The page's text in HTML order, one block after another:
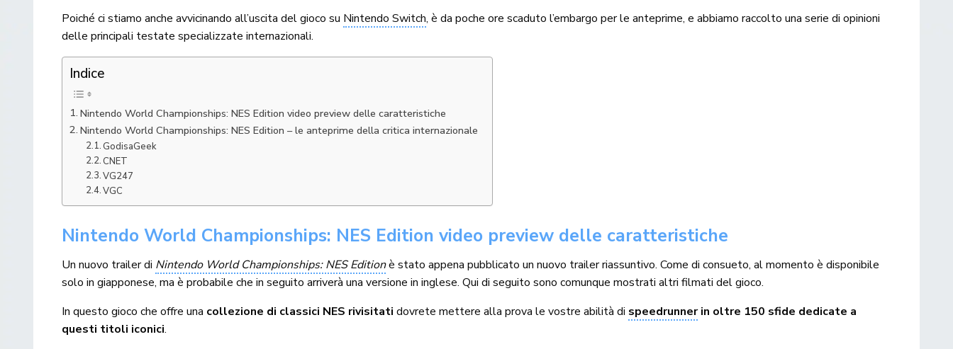
Poiché ci stiamo anche avvicinando all’uscita del gioco su Nintendo Switch, è da poche ore scaduto l’embargo per le anteprime, e abbiamo raccolto una serie di opinioni
delle principali testate specializzate internazionali.
Indice
Nintendo World Championships: NES Edition video preview delle caratteristiche
Nintendo World Championships: NES Edition – le anteprime della critica internazionale
GodisaGeek
CNET
VG247
VGC
Nintendo World Championships: NES Edition video preview delle caratteristiche
Un nuovo trailer di Nintendo World Championships: NES Editionè stato appena pubblicato un nuovo trailer riassuntivo. Come di consueto, al momento è disponibile
solo in giapponese, ma è probabile che in seguito arriverà una versione in inglese. Qui di seguito sono comunque mostrati altri filmati del gioco.
In questo gioco che offre una collezione di classici NES rivisitati dovrete mettere alla prova le vostre abilità di speedrunnerin oltre 150 sfide dedicate a
questi titoli iconici.